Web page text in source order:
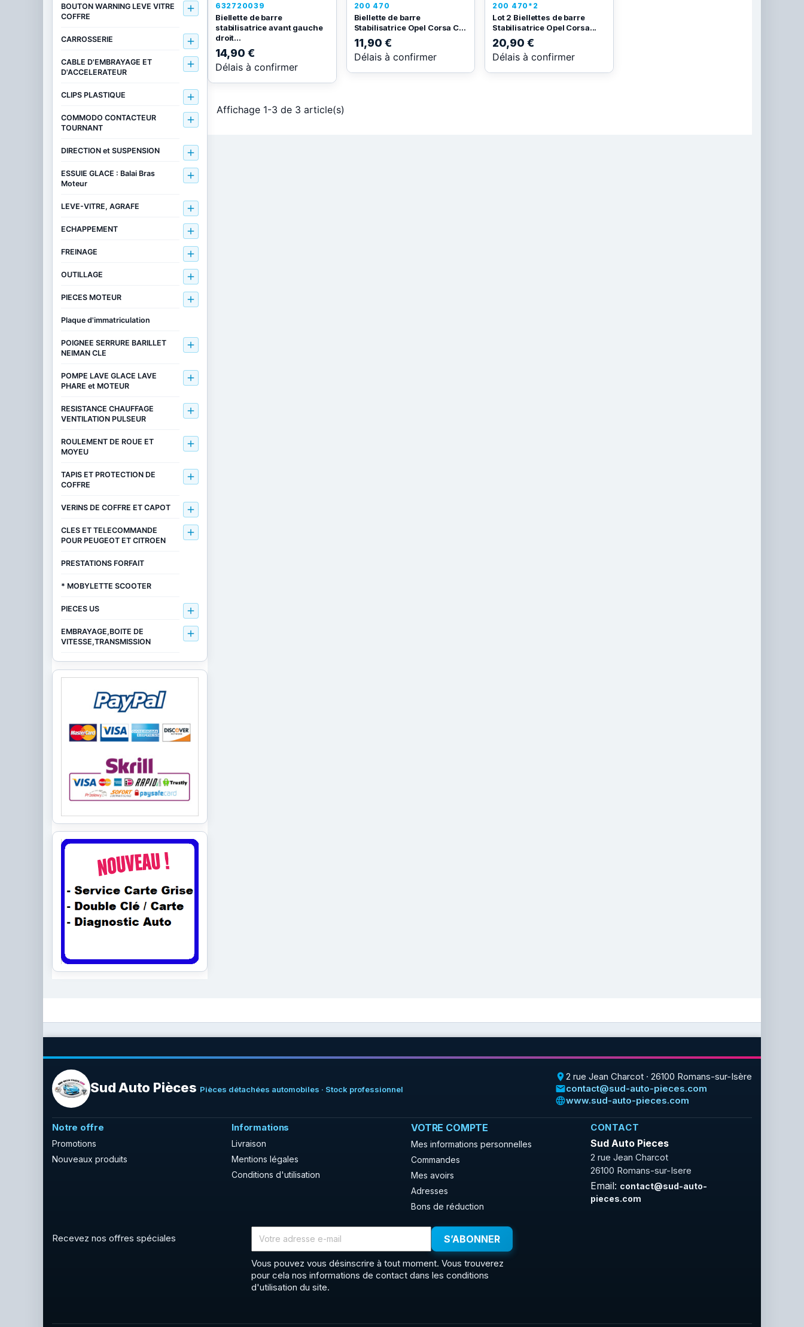
632720039
Biellette de barre
stabilisatrice avant gauche
droit...
14,90 €
Délais à confirmer
200 470
Biellette de barre
Stabilisatrice Opel Corsa C...
11,90 €
Délais à confirmer
200 470*2
Lot 2 Biellettes de barre
Stabilisatrice Opel Corsa...
20,90 €
Délais à confirmer
Affichage 1-3 de 3 article(s)
BOUTON WARNING LEVE VITRE
COFFRE

CARROSSERIE 
CABLE D'EMBRAYAGE ET
D'ACCELERATEUR

CLIPS PLASTIQUE 
COMMODO CONTACTEUR
TOURNANT

DIRECTION et SUSPENSION 
ESSUIE GLACE : Balai Bras
Moteur

LEVE-VITRE, AGRAFE 
ECHAPPEMENT 
FREINAGE 
OUTILLAGE 
PIECES MOTEUR 
Plaque d'immatriculation
POIGNEE SERRURE BARILLET
NEIMAN CLE

POMPE LAVE GLACE LAVE
PHARE et MOTEUR

RESISTANCE CHAUFFAGE
VENTILATION PULSEUR

ROULEMENT DE ROUE ET
MOYEU

TAPIS ET PROTECTION DE
COFFRE

VERINS DE COFFRE ET CAPOT 
CLES ET TELECOMMANDE
POUR PEUGEOT ET CITROEN

PRESTATIONS FORFAIT
* MOBYLETTE SCOOTER
PIECES US 
EMBRAYAGE,BOITE DE
VITESSE,TRANSMISSION

Sud Auto Pièces Pièces détachées automobiles · Stock professionnel
place2 rue Jean Charcot · 26100 Romans-sur-Isère
emailcontact@sud-auto-pieces.com
languagewww.sud-auto-pieces.com
Notre offre
Promotions
Nouveaux produits
Informations
Livraison
Mentions légales
Conditions d'utilisation
VOTRE COMPTE
Mes informations personnelles
Commandes
Mes avoirs
Adresses
Bons de réduction
CONTACT
Sud Auto Pieces
2 rue Jean Charcot
26100 Romans-sur-Isere
Email: contact@sud-auto-
pieces.com
Recevez nos offres spéciales
Vous pouvez vous désinscrire à tout moment. Vous trouverez
pour cela nos informations de contact dans les conditions
d'utilisation du site.